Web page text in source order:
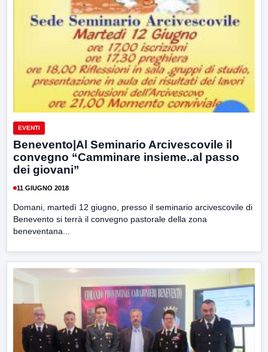
EVENTI
Benevento|Al Seminario Arcivescovile il
convegno “Camminare insieme..al passo
dei giovani”
11 GIUGNO 2018
Domani, martedì 12 giugno, presso il seminario arcivescovile di
Benevento si terrà il convegno pastorale della zona
beneventana...